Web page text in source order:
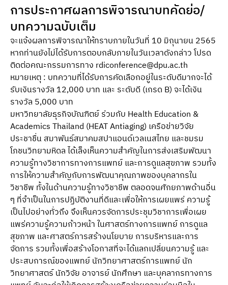
การประกาศผลการพิจารณาบทคัดย่อ/
บทความฉบับเต็ม
จะแจ้งผลการพิจารณาให้ทราบภายในวันที่ 10 มิถุนายน 2565
หากท่านยังไม่ได้รับการตอบกลับภายในวันเวลาดังกล่าว โปรด
ติดต่อคณะกรรมการทาง rdiconference@dpu.ac.th
หมายเหตุ : บทความที่ได้รับการคัดเลือกอยู่ในระดับดีมากจะได้
รับเงินรางวัล 12,000 บาท และ ระดับดี (เกรด B) จะได้เงิน
รางวัล 5,000 บาท
มหาวิทยาลัยธุรกิจบัณฑิตย์ ร่วมกับ Health Education &
Academics Thailand (HEAT Antiaging) เครือข่ายวิจัย
ประชาชื่น สมาพันธ์สมาคมสปาแอนด์เวลเนสไทย และชมรม
โภชนวิทยามหิดล ได้เล็งเห็นความสําคัญในการส่งเสริมพัฒนา
ความรู้ทางวิชาการทางการแพทย์ และการดูแลสุขภาพ รวมทั้ง
การให้ความสําคัญกับการพัฒนาคุณภาพของบุคลากรใน
วิชาชีพ ทั้งในด้านความรู้ทางวิชาชีพ ตลอดจนศักยภาพด้านอื่น
ๆ ที่จําเป็นในการปฏิบัติงานที่ดีและเพื่อให้การเผยแพร่ ความรู้
เป็นไปอย่างทั่วถึง จึงเห็นควรจัดการประชุมวิชาการเพื่อเผย
แพร่ความรู้ความก้าวหน้า ในศาสตร์ทางการแพทย์ การดูแล
สุขภาพ และศาสตร์การสร้างนโยบาย การบริหารและการ
จัดการ รวมทั้งเพื่อสร้างโอกาสที่จะได้แลกเปลี่ยนความรู้ และ
ประสบการณ์ของแพทย์ นักวิทยาศาสตร์การแพทย์ นัก
วิทยาศาสตร์ นักวิจัย อาจารย์ นักศึกษา และบุคลากรทางการ